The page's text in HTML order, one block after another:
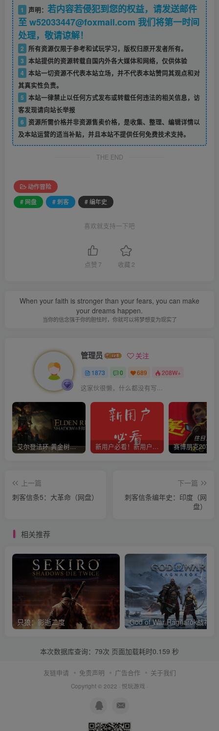
1 声明： 若内容若侵犯到您的权益，请发送邮件
至 w52033447@foxmail.com 我们将第一时间
处理，敬请谅解！
2
所有资源仅限于参考和试玩学习，版权归原开发者所有。
3 本站提供的资源转载自国内外各大媒体和网络，仅供体验
4 本站一切资源不代表本站立场，并不代表本站赞同其观点和对
其真实性负责。
5 本站一律禁止以任何方式发布或转载任何违法的相关信息，访
客发现请向站长举报
6
资源所需价格并非资源售卖价格，是收集、整理、编辑详情以
及本站运营的适当补贴，并且本站不提供任何免费技术支持。
THE END
动作冒险
# 网盘
# 刺客 # 编年史
喜欢就支持一下吧
点赞 7 收藏 2
When your faith is stronger than your fears, you can make
your dreams happen.
当你的信念强于你的胆怯时，你就可以将梦想变为现实了
管理员 关注
1873 0 689 208W+
这家伙很懒，什么都没有写...
艾尔登法环 黄金树幽影 新用户必看！新用户必看！新用户必看！！！
上一篇
刺客信条5：大革命（网盘）
下一篇
刺客信条编年史：印度（网
盘）
相关推荐
只狼：影逝二度
本次数据库查询：79次 页面加载耗时0.159 秒
友链申请 免责声明 广告合作 关于我们
Copyright © 2022 · 悦玩游戏 ·